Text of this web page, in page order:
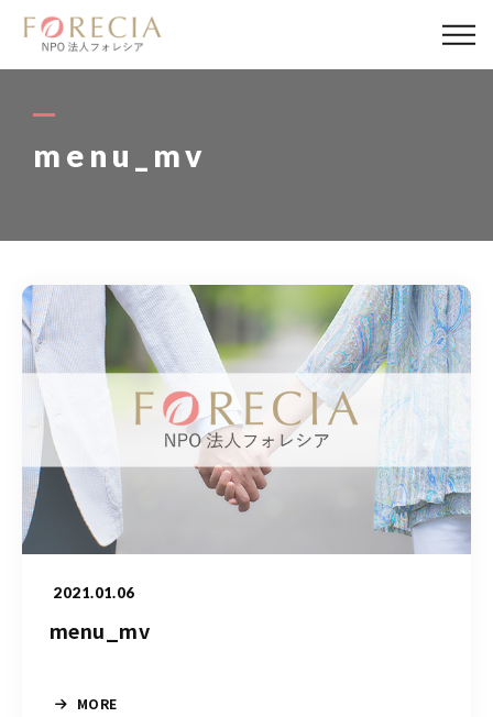
menu_mv
2021.01.06
menu_mv
MORE
私たちについて
活動報告
パートナー
寄付・応援